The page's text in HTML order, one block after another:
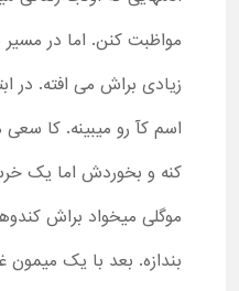
مواظبت کنن. اما در مسیر
زیادی براش می افته. در
اسم کآ رو میبینه. کا سعی
کنه و بخوردش اما یک
موگلی میخواد براش
بندازه. بعد با یک